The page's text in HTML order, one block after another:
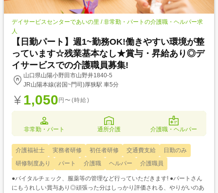
デイサービスセンターであいの里 / 非常勤・パートの介護職・ヘルパー求
人
【日勤パート】週1~勤務OK!働きやすい環境が整
っています☆残業基本なし★賞与・昇給あり◎デ
イサービスでの介護職員募集!
山口県山陽小野田市山野井1840-5
JR山陽本線(岩国~門司)厚狭駅 車5分
1,050 円〜(時給)
非常勤・パート 通所介護 介護職・ヘルパー
介護福祉士 実務者研修 初任者研修 交通費支給
日勤のみ
研修制度あり
パート 介護職 ヘルパー 介護職員
●バイタルチェック、服薬等の管理など行っていただきます! ●パートさん
にもうれしい賞与あり◎頑張った分はしっかり評価される、やりがいのあ